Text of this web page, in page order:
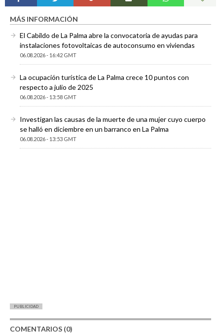
MÁS INFORMACIÓN
El Cabildo de La Palma abre la convocatoria de ayudas para
instalaciones fotovoltaicas de autoconsumo en viviendas
06.08.2026 - 16:42 GMT
La ocupación turística de La Palma crece 10 puntos con
respecto a julio de 2025
06.08.2026 - 13:58 GMT
Investigan las causas de la muerte de una mujer cuyo cuerpo
se halló en diciembre en un barranco en La Palma
06.08.2026 - 13:53 GMT
PUBLICIDAD
COMENTARIOS (0)